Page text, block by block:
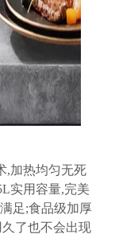
,加热均匀无死
实用容量,完美
足;食品级加厚
了也不会出现